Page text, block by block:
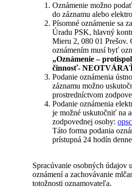
Oznámenie možno
do záznamu alebo
Písomné oznámenie sa
Úradu PSK, hlavný
Mieru 2, 080 01 Prešov.
oznámením musí byť
„Oznámenie –
činnosť-
Podanie oznámenia
záznamu možno
prostredníctvom
Podanie oznámenia
je možné uskutočniť na
zodpovednej osoby:
Táto forma podania
prístupná 24 hodín
Spracúvanie osobných údajov
oznámení a zachovávanie
totožnosti oznamovateľa.